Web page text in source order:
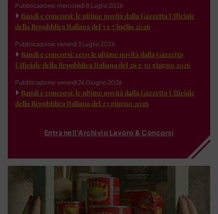
Pubblicazione: mercoledì 8 Luglio 2026
Bandi e concorsi: le ultime novità dalla Gazzetta Ufficiale
della Repubblica Italiana del 3 e 7 luglio 2026
Pubblicazione: venerdì 3 Luglio 2026
Bandi e concorsi: ecco le ultime novità dalla Gazzetta
Ufficiale della Repubblica Italiana del 26 e 30 giugno 2026
Pubblicazione: venerdì 26 Giugno 2026
Bandi e concorsi: le ultime novità dalla Gazzetta Ufficiale
della Repubblica Italiana del 23 giugno 2026
Entra nell'Archivio Lavoro & Concorsi